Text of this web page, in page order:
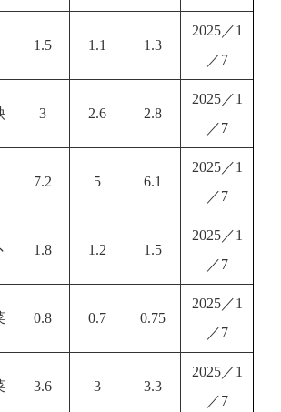
1.5 1.1 1.3
2025／1
／7
3 2.6 2.8
2025／1
／7
7.2 5 6.1
2025／1
／7
1.8 1.2 1.5
2025／1
／7
0.8 0.7 0.75
2025／1
／7
3.6 3 3.3
2025／1
／7